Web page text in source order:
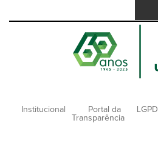
Institucional
Portal da
Transparência
LGPD